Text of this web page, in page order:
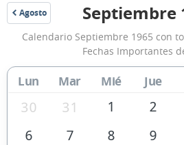
Agosto
1965
1965
de
Septiembre
Calendario Septiembre 1965 con
Fechas Importantes
Lun Mar Mié Jue
30 31 1 2
6
7 8 9